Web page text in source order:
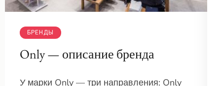
БРЕНДЫ
Only — описание бренда
У марки Only — три направления: Only